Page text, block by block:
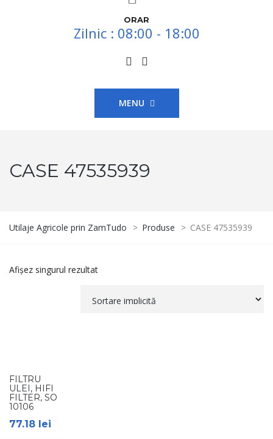
ORAR
Zilnic : 08:00 - 18:00
MENU
CASE 47535939
Utilaje Agricole prin ZamTudo > Produse > CASE 47535939
Afișez singurul rezultat
FILTRU
ULEI, HIFI
FILTER, SO
10106
77.18 lei